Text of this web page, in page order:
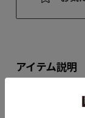
アイテム説明
ピリアックはセン
すっきりしたボー